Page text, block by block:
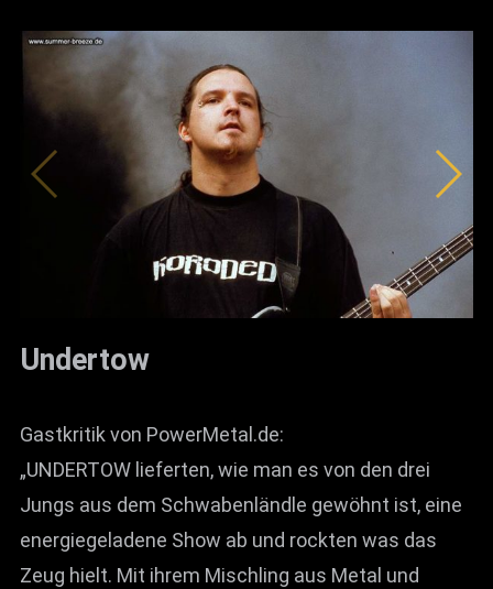
Undertow
Gastkritik von PowerMetal.de:
„UNDERTOW lieferten, wie man es von den drei
Jungs aus dem Schwabenländle gewöhnt ist, eine
energiegeladene Show ab und rockten was das
Zeug hielt. Mit ihrem Mischling aus Metal und